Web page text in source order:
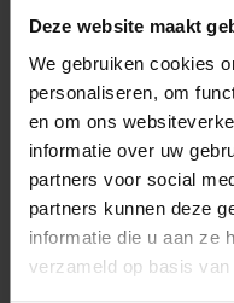
Deze website maakt
We gebruiken cookies
personaliseren, om
en om ons
informatie over uw
partners voor social
partners kunnen deze
informatie die u aan ze
verzameld op basis